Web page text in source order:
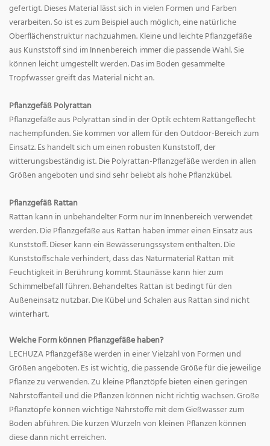
gefertigt. Dieses Material lässt sich in vielen Formen und Farben
verarbeiten. So ist es zum Beispiel auch möglich, eine natürliche
Oberflächenstruktur nachzuahmen. Kleine und leichte Pflanzgefäße
aus Kunststoff sind im Innenbereich immer die passende Wahl. Sie
können leicht umgestellt werden. Das im Boden gesammelte
Tropfwasser greift das Material nicht an.
Pflanzgefäß Polyrattan
Pflanzgefäße aus Polyrattan sind in der Optik echtem Rattangeflecht
nachempfunden. Sie kommen vor allem für den Outdoor-Bereich zum
Einsatz. Es handelt sich um einen robusten Kunststoff, der
witterungsbeständig ist. Die Polyrattan-Pflanzgefäße werden in allen
Größen angeboten und sind sehr beliebt als hohe Pflanzkübel.
Pflanzgefäß Rattan
Rattan kann in unbehandelter Form nur im Innenbereich verwendet
werden. Die Pflanzgefäße aus Rattan haben immer einen Einsatz aus
Kunststoff. Dieser kann ein Bewässerungssystem enthalten. Die
Kunststoffschale verhindert, dass das Naturmaterial Rattan mit
Feuchtigkeit in Berührung kommt. Staunässe kann hier zum
Schimmelbefall führen. Behandeltes Rattan ist bedingt für den
Außeneinsatz nutzbar. Die Kübel und Schalen aus Rattan sind nicht
winterhart.
Welche Form können Pflanzgefäße haben?
LECHUZA Pflanzgefäße werden in einer Vielzahl von Formen und
Größen angeboten. Es ist wichtig, die passende Größe für die jeweilige
Pflanze zu verwenden. Zu kleine Pflanztöpfe bieten einen geringen
Nährstoffanteil und die Pflanzen können nicht richtig wachsen. Große
Pflanztöpfe können wichtige Nährstoffe mit dem Gießwasser zum
Boden abführen. Die kurzen Wurzeln von kleinen Pflanzen können
diese dann nicht erreichen.